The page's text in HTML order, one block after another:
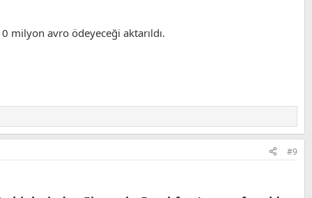
milyon avro ödeyeceği aktarıldı.
#9